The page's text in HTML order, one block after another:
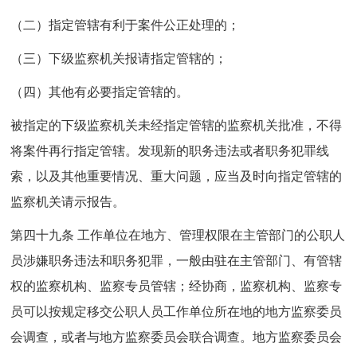
（二）指定管辖有利于案件公正处理的；
（三）下级监察机关报请指定管辖的；
（四）其他有必要指定管辖的。
被指定的下级监察机关未经指定管辖的监察机关批准，不得
将案件再行指定管辖。发现新的职务违法或者职务犯罪线
索，以及其他重要情况、重大问题，应当及时向指定管辖的
监察机关请示报告。
第四十九条 工作单位在地方、管理权限在主管部门的公职人
员涉嫌职务违法和职务犯罪，一般由驻在主管部门、有管辖
权的监察机构、监察专员管辖；经协商，监察机构、监察专
员可以按规定移交公职人员工作单位所在地的地方监察委员
会调查，或者与地方监察委员会联合调查。地方监察委员会